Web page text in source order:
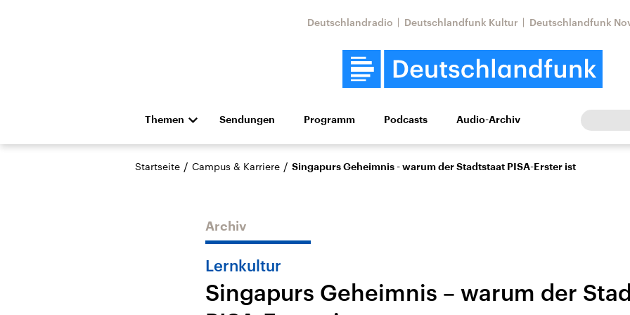
Deutschlandradio Deutschlandfunk Kultur Deutschlandfunk
Themen
Die Nachrichten Politik Wirtschaft Wissen Kultur Europa
Hörspiel und Feature Musik
Landtagswahl Sachsen-
USA
Nahostkonflikt
Iran
Sendungen Programm Podcasts Audio-Archiv
Startseite / Campus & Karriere / Singapurs Geheimnis - warum der Stadtstaat PISA-Erster ist
Archiv
Lernkultur
Singapurs Geheimnis – warum der